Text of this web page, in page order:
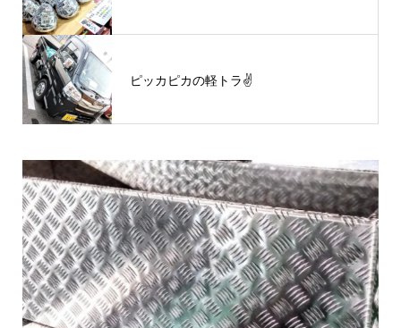
ピッカピカの軽トラ✌